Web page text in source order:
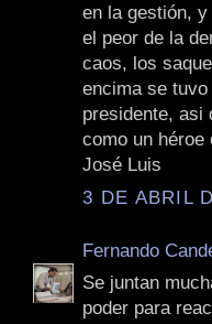
en la gestión,
el peor de la
caos, los
encima se
presidente, asi
como un héroe
José Luis
3 DE ABRIL
Fernando
Se juntan
poder para